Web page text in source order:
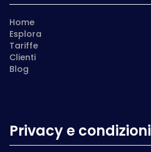
Home
Esplora
Tariffe
Clienti
Blog
Privacy e condizioni